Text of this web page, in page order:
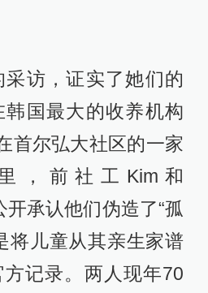
访，证实了她们的
国最大的收养机构
首尔弘大社区的一家
里，前社工Kim和
承认他们伪造了“孤
将儿童从其亲生家谱
记录。两人现年70